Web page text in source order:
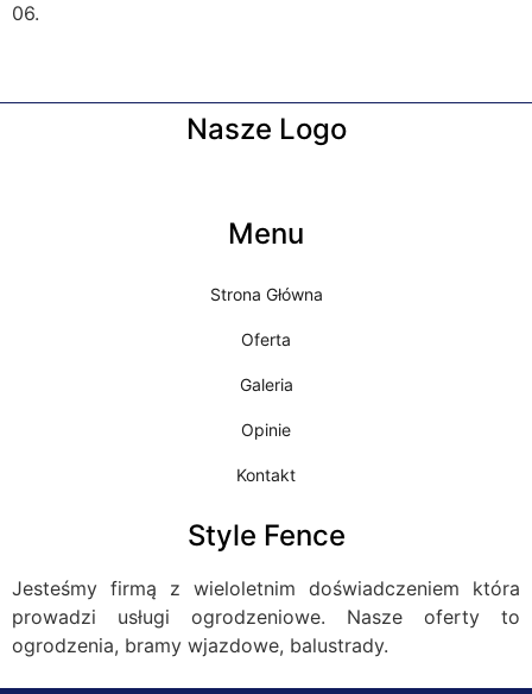
06.
Nasze Logo
Menu
Strona Główna
Oferta
Galeria
Opinie
Kontakt
Style Fence
Jesteśmy firmą z wieloletnim doświadczeniem która
prowadzi usługi ogrodzeniowe. Nasze oferty to
ogrodzenia, bramy wjazdowe, balustrady.